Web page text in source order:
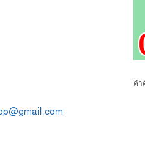
คำ